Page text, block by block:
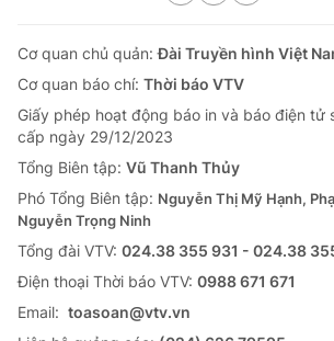
Cơ quan chủ quản:Đài Truyền hình Việt
Cơ quan báo chí: Thời báo VTV
Giấy phép hoạt động báo in và báo điện tử
cấp ngày 29/12/2023
Tổng Biên tập: Vũ Thanh Thủy
Phó Tổng Biên tập: Nguyễn Thị Mỹ Hạnh,
Nguyễn Trọng Ninh
Tổng đài VTV: 024.38 355 931 - 024.38
Ðiện thoại Thời báo VTV: 0988 671 671
Email: toasoan@vtv.vn